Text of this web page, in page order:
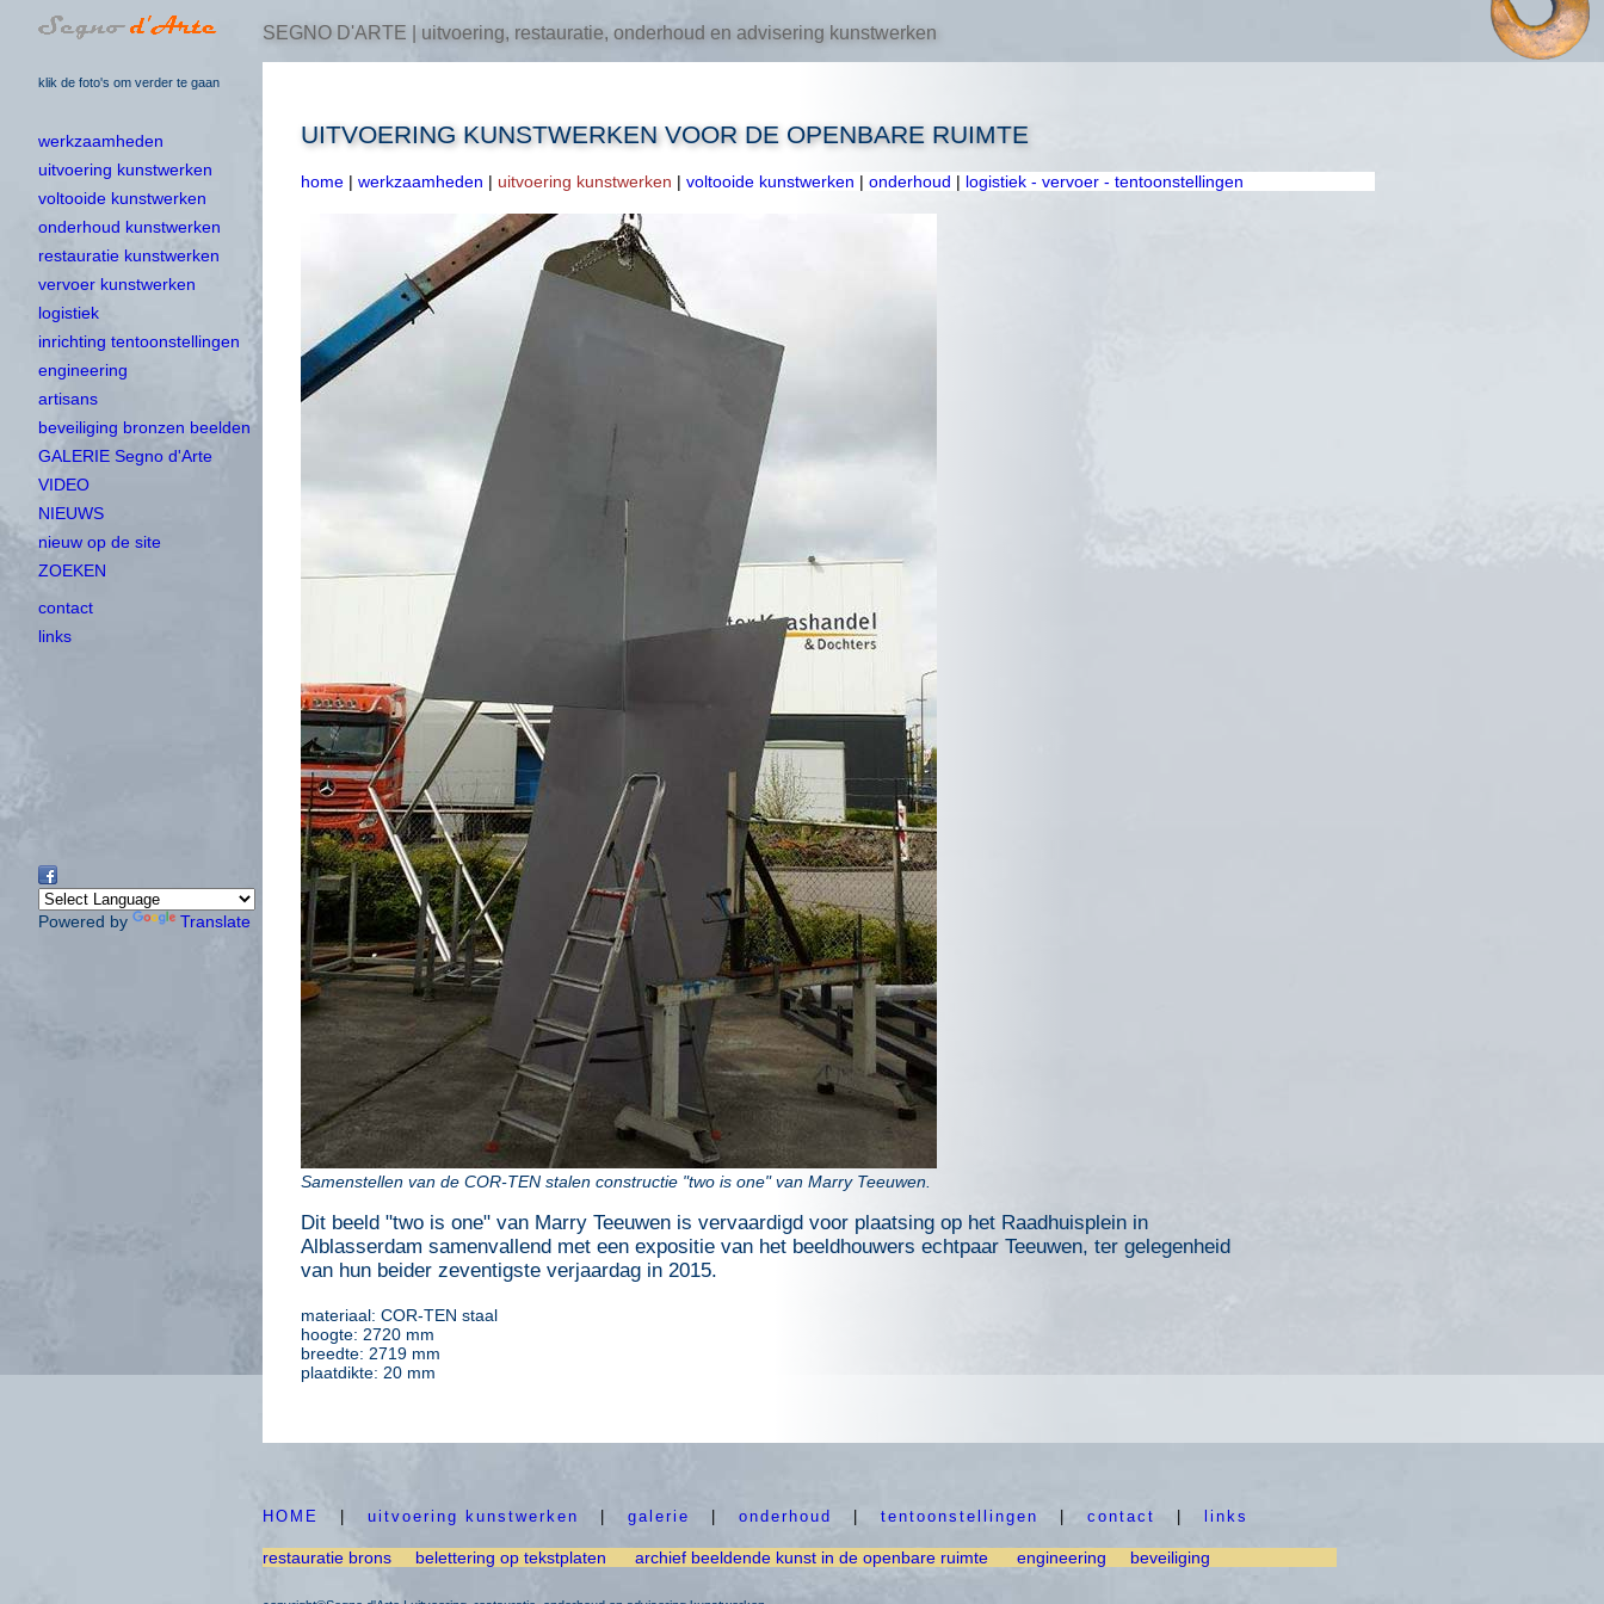
klik de foto's om verder te gaan
SEGNO D'ARTE | uitvoering, restauratie, onderhoud en advisering kunstwerken
werkzaamheden
uitvoering kunstwerken
voltooide kunstwerken
onderhoud kunstwerken
restauratie kunstwerken
vervoer kunstwerken
logistiek
inrichting tentoonstellingen
engineering
artisans
beveiliging bronzen beelden
GALERIE Segno d'Arte
VIDEO
NIEUWS
nieuw op de site
ZOEKEN
contact
links
Powered by Translate
UITVOERING KUNSTWERKEN VOOR DE OPENBARE RUIMTE
home | werkzaamheden | uitvoering kunstwerken | voltooide kunstwerken | onderhoud | logistiek - vervoer - tentoonstellingen
Samenstellen van de COR-TEN stalen constructie "two is one" van Marry Teeuwen.
Dit beeld "two is one" van Marry Teeuwen is vervaardigd voor plaatsing op het Raadhuisplein in
Alblasserdam samenvallend met een expositie van het beeldhouwers echtpaar Teeuwen, ter gelegenheid
van hun beider zeventigste verjaardag in 2015.
materiaal: COR-TEN staal
hoogte: 2720 mm
breedte: 2719 mm
plaatdikte: 20 mm
HOME uitvoering kunstwerken galerie onderhoud tentoonstellingen contact links
restauratie brons belettering op tekstplaten archief beeldende kunst in de openbare ruimte engineering beveiliging